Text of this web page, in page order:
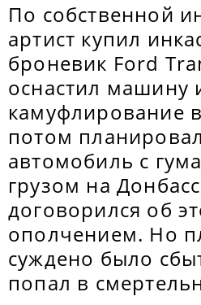
По собственной
артист купил
броневик Ford
оснастил машину
камуфлирование
потом
автомобиль с
грузом на
договорился об
ополчением. Но
суждено было
попал в